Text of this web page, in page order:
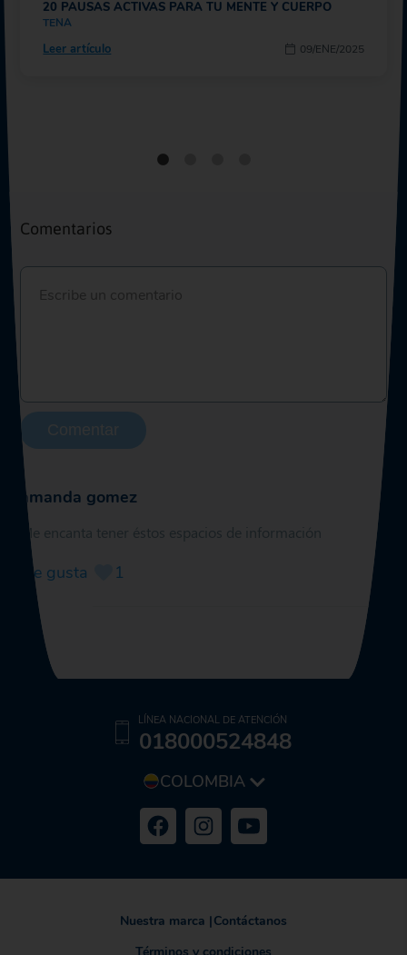
20 PAUSAS ACTIVAS PARA TU MENTE Y CUERPO
TENA
09/ENE/2025
Leer artículo
Comentarios
amanda gomez
Me encanta tener éstos espacios de información
Me gusta 1
COLOMBIA
LÍNEA NACIONAL DE ATENCIÓN
018000524848
Nuestra marca |Contáctanos
Términos y condiciones